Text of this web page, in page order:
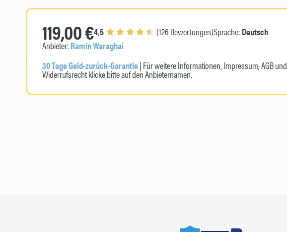
119,00 €4,5 (126 Bewertungen)Sprache: Deutsch
Anbieter: Ramin Waraghai
30 Tage Geld-zurück-Garantie| Für weitere Informationen, Impressum, AGB und
Widerrufsrecht klicke bitte auf den Anbieternamen.